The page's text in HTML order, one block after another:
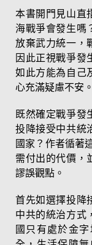
本書開門見山直
海戰爭會發生嗎
放棄武力統一，
因此正視戰爭發
如此方能為自己
心充滿疑慮不安。
既然確定戰爭發
投降接受中共統
國家？作者循著
需付出的代價，
謬誤觀點。
首先如選擇投降
中共的統治方式
國只有處於金